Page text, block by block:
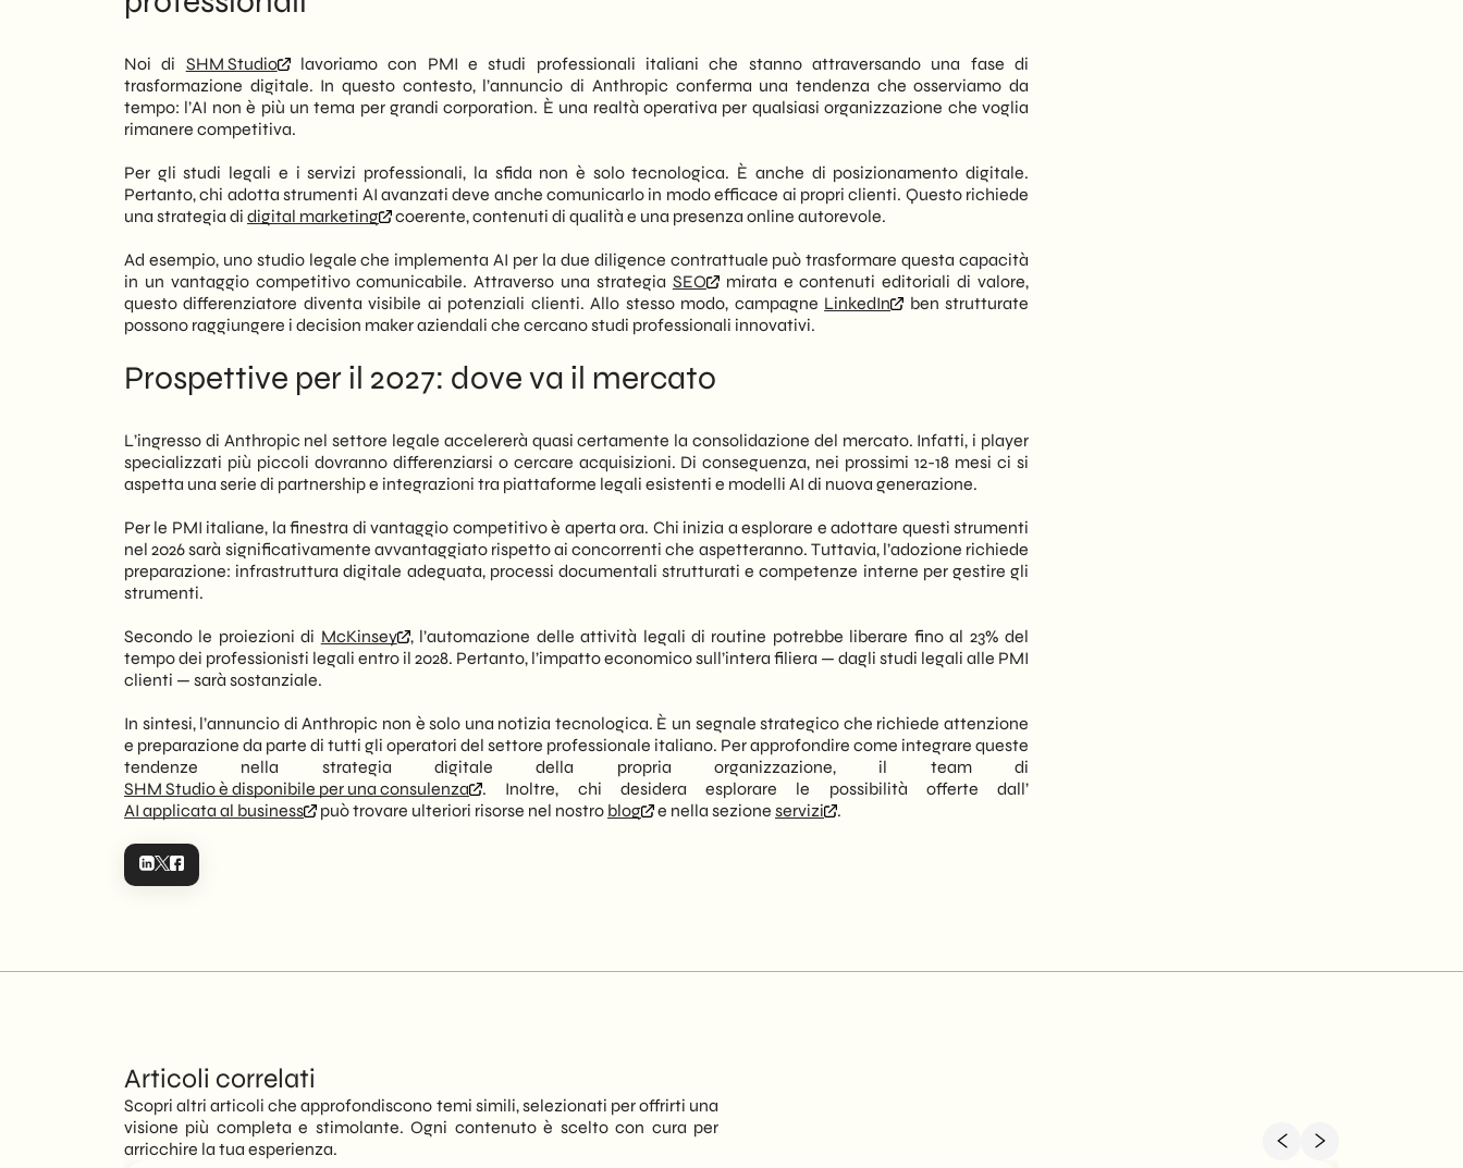
Noi di SHM Studio
lavoriamo con PMI e studi professionali italiani che stanno attraversando una fase di
trasformazione digitale. In questo contesto, l’annuncio di Anthropic conferma una tendenza che osserviamo da
tempo: l’AI non è più un tema per grandi corporation. È una realtà operativa per qualsiasi organizzazione che voglia
rimanere competitiva.
Per gli studi legali e i servizi professionali, la sfida non è solo tecnologica. È anche di posizionamento digitale.
Pertanto, chi adotta strumenti AI avanzati deve anche comunicarlo in modo efficace ai propri clienti. Questo richiede
una strategia di digital marketing coerente, contenuti di qualità e una presenza online autorevole.
Ad esempio, uno studio legale che implementa AI per la due diligence contrattuale può trasformare questa capacità
in un vantaggio competitivo comunicabile. Attraverso una strategia SEO
mirata e contenuti editoriali di valore,
questo differenziatore diventa visibile ai potenziali clienti. Allo stesso modo, campagne LinkedIn
ben strutturate
possono raggiungere i decision maker aziendali che cercano studi professionali innovativi.
Prospettive per il 2027: dove va il mercato
L’ingresso di Anthropic nel settore legale accelererà quasi certamente la consolidazione del mercato. Infatti, i player
specializzati più piccoli dovranno differenziarsi o cercare acquisizioni. Di conseguenza, nei prossimi 12-18 mesi ci si
aspetta una serie di partnership e integrazioni tra piattaforme legali esistenti e modelli AI di nuova generazione.
Per le PMI italiane, la finestra di vantaggio competitivo è aperta ora. Chi inizia a esplorare e adottare questi strumenti
nel 2026 sarà significativamente avvantaggiato rispetto ai concorrenti che aspetteranno. Tuttavia, l’adozione richiede
preparazione: infrastruttura digitale adeguata, processi documentali strutturati e competenze interne per gestire gli
strumenti.
Secondo le proiezioni di McKinsey
, l’automazione delle attività legali di routine potrebbe liberare fino al 23% del
tempo dei professionisti legali entro il 2028. Pertanto, l’impatto economico sull’intera filiera — dagli studi legali alle PMI
clienti — sarà sostanziale.
In sintesi, l’annuncio di Anthropic non è solo una notizia tecnologica. È un segnale strategico che richiede attenzione
e preparazione da parte di tutti gli operatori del settore professionale italiano. Per approfondire come integrare queste
tendenze nella strategia digitale della propria organizzazione, il team di
SHM Studio è disponibile per una consulenza
. Inoltre, chi desidera esplorare le possibilità offerte dall’
AI applicata al business
può trovare ulteriori risorse nel nostro blog e nella sezione servizi .
Articoli correlati
Scopri altri articoli che approfondiscono temi simili, selezionati per offrirti una
visione più completa e stimolante. Ogni contenuto è scelto con cura per
arricchire la tua esperienza.